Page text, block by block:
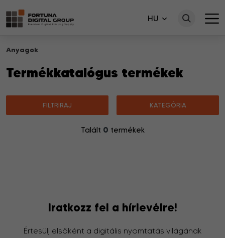
HU
Anyagok
Termékkatalógus termékek
FILTRIRAJ KATEGÓRIA
Talált 0 termékek
Iratkozz fel a hírlevélre!
Értesülj elsőként a digitális nyomtatás világának